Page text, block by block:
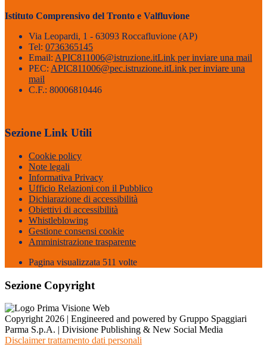
Istituto Comprensivo del Tronto e Valfluvione
Via Leopardi, 1 - 63093 Roccafluvione (AP)
Tel: 0736365145
Email: APIC811006@istruzione.itLink per inviare una mail
PEC: APIC811006@pec.istruzione.itLink per inviare una
mail
C.F.: 80006810446
Sezione Link Utili
Cookie policy
Note legali
Informativa Privacy
Ufficio Relazioni con il Pubblico
Dichiarazione di accessibilità
Obiettivi di accessibilità
Whistleblowing
Gestione consensi cookie
Amministrazione trasparente
Pagina visualizzata 511 volte
Sezione Copyright
Copyright 2026 | Engineered and powered by Gruppo Spaggiari
Parma S.p.A. | Divisione Publishing & New Social Media
Disclaimer trattamento dati personali